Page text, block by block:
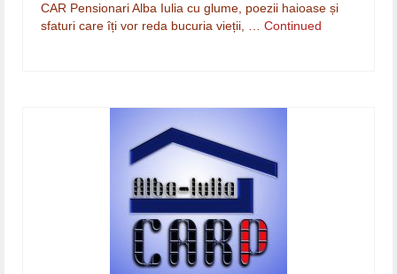
CAR Pensionari Alba Iulia cu glume, poezii haioase și
sfaturi care îți vor reda bucuria vieții, … Continued